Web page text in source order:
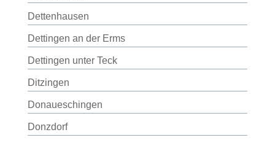
Dettenhausen
Dettingen an der Erms
Dettingen unter Teck
Ditzingen
Donaueschingen
Donzdorf